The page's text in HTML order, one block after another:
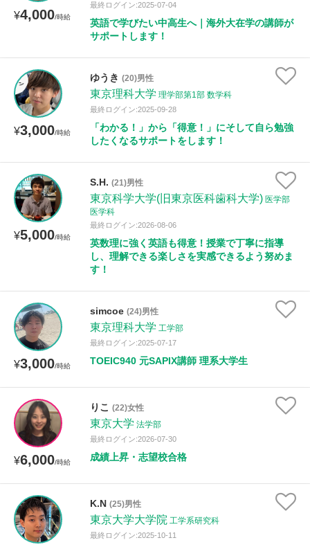
¥4,000/時給
最終ログイン:2025-07-04
英語で学びたい中高生へ｜海外大在学の講師が
サポートします！
¥3,000/時給
ゆうき (20)男性
東京理科大学 理学部第1部 数学科
最終ログイン:2025-09-28
「わかる！」から「得意！」にそして自ら勉強
したくなるサポートをします！
¥5,000/時給
S.H. (21)男性
東京科学大学(旧東京医科歯科大学) 医学部
医学科
最終ログイン:2026-08-06
英数理に強く英語も得意！授業で丁寧に指導
し、理解できる楽しさを実感できるよう努めま
す！
¥3,000/時給
simcoe (24)男性
東京理科大学 工学部
最終ログイン:2025-07-17
TOEIC940 元SAPIX講師 理系大学生
¥6,000/時給
りこ (22)女性
東京大学 法学部
最終ログイン:2026-07-30
成績上昇・志望校合格
K.N (25)男性
東京大学大学院 工学系研究科
最終ログイン:2025-10-11